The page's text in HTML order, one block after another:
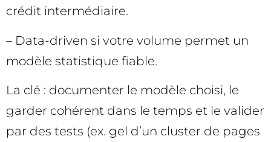
crédit intermédiaire.
– Data-driven si votre volume permet un
modèle statistique fiable.
La clé : documenter le modèle choisi, le
garder cohérent dans le temps et le valider
par des tests (ex. gel d’un cluster de pages